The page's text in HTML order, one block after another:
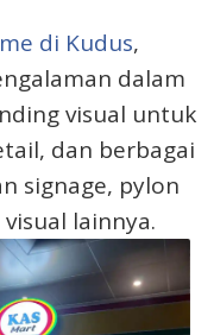
di Kudus,
dalam
visual untuk
dan berbagai
signage, pylon
lainnya.